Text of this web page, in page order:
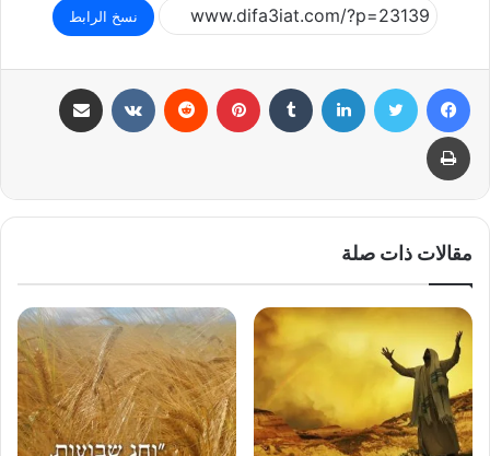
نسخ الرابط
فيسبوك تويتر لينكدإن بينتيريست
طباعة
مقالات ذات صلة